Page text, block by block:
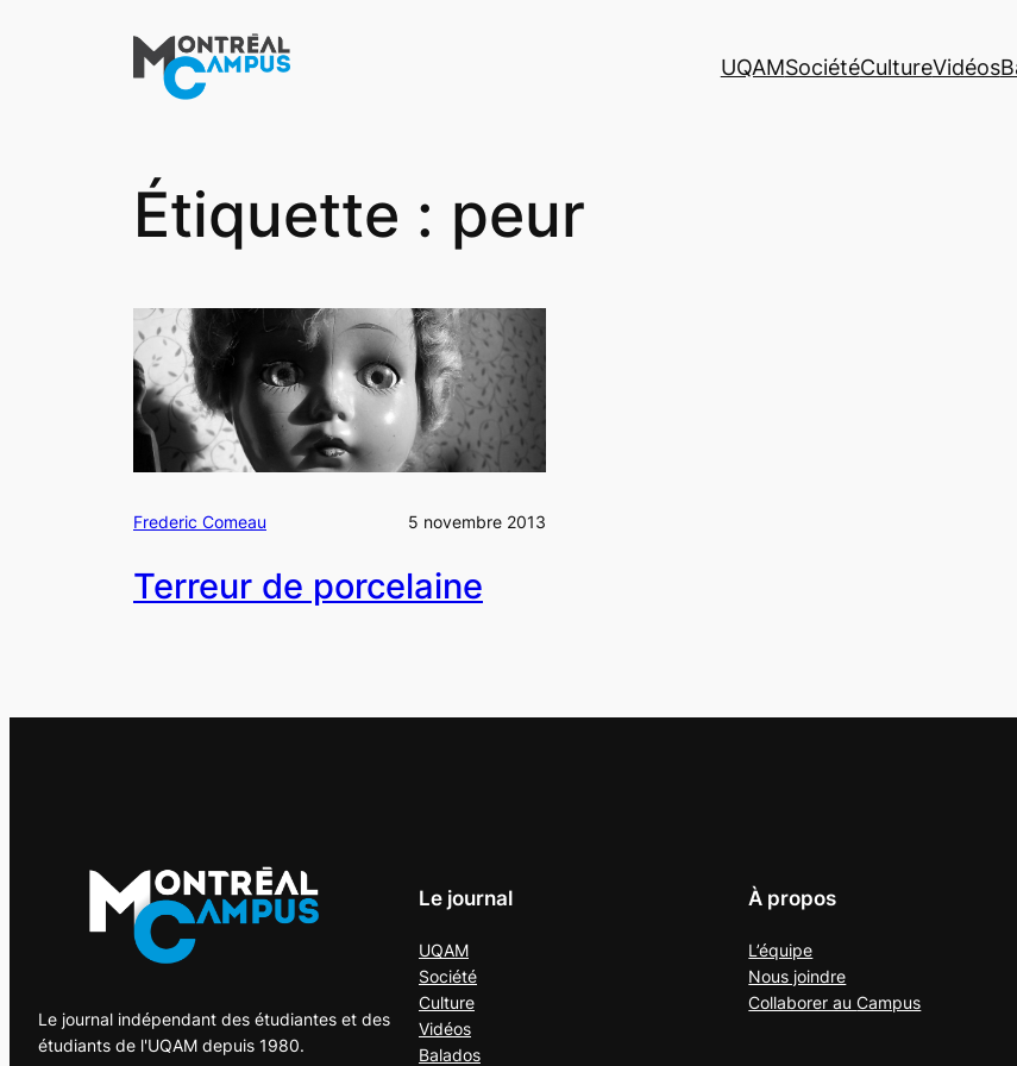
UQAMSociétéCultureVidéos
Étiquette : peur
Frederic Comeau 5 novembre 2013
Terreur de porcelaine
Le journal indépendant des étudiantes et des
étudiants de l'UQAM depuis 1980.
Le journal
UQAM
Société
Culture
Vidéos
Balados
À propos
L’équipe
Nous joindre
Collaborer auCampus